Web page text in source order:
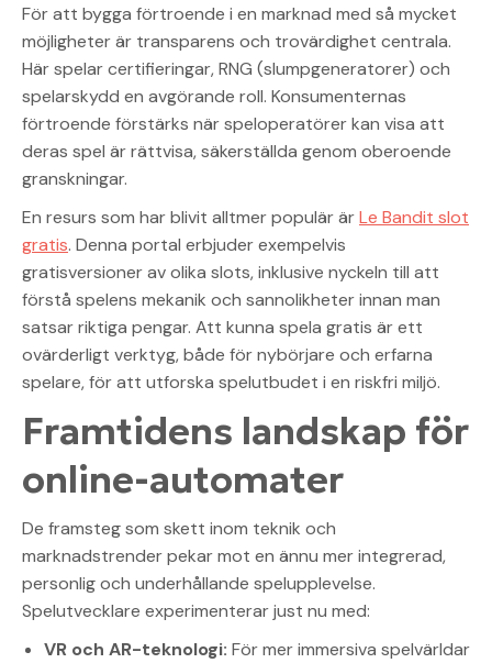
För att bygga förtroende i en marknad med så mycket
möjligheter är transparens och trovärdighet centrala.
Här spelar certifieringar, RNG (slumpgeneratorer) och
spelarskydd en avgörande roll. Konsumenternas
förtroende förstärks när speloperatörer kan visa att
deras spel är rättvisa, säkerställda genom oberoende
granskningar.
En resurs som har blivit alltmer populär ärLe Bandit slot
gratis. Denna portal erbjuder exempelvis
gratisversioner av olika slots, inklusive nyckeln till att
förstå spelens mekanik och sannolikheter innan man
satsar riktiga pengar. Att kunna spela gratis är ett
ovärderligt verktyg, både för nybörjare och erfarna
spelare, för att utforska spelutbudet i en riskfri miljö.
Framtidens landskap för
online-automater
De framsteg som skett inom teknik och
marknadstrender pekar mot en ännu mer integrerad,
personlig och underhållande spelupplevelse.
Spelutvecklare experimenterar just nu med:
VR och AR-teknologi: För mer immersiva spelvärldar